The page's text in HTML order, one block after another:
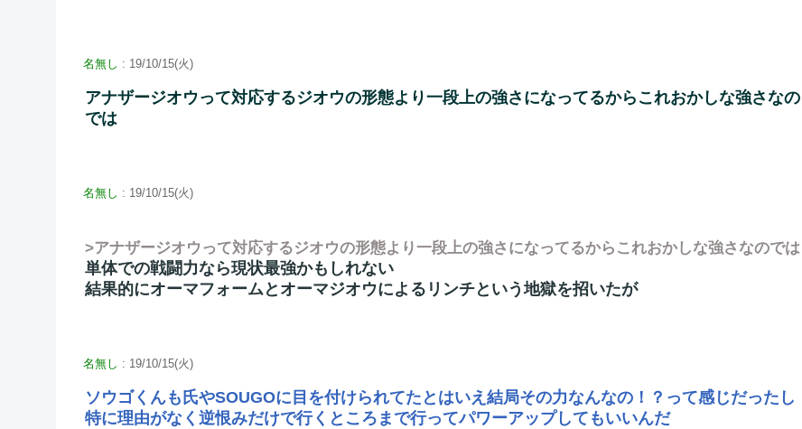
名無し : 19/10/15(火)
アナザージオウって対応するジオウの形態より一段上の強さになってるからこれおかしな強さなの
では
名無し : 19/10/15(火)
>アナザージオウって対応するジオウの形態より一段上の強さになってるからこれおかしな強さなのでは
単体での戦闘力なら現状最強かもしれない
結果的にオーマフォームとオーマジオウによるリンチという地獄を招いたが
名無し : 19/10/15(火)
ソウゴくんも氏やSOUGOに目を付けられてたとはいえ結局その力なんなの！？って感じだったし
特に理由がなく逆恨みだけで行くところまで行ってパワーアップしてもいいんだ